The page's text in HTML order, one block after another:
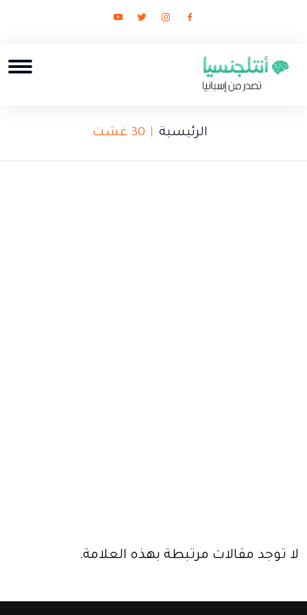
الرئيسية 30 غشت
لا توجد مقالات مرتبطة بهذه العلامة.